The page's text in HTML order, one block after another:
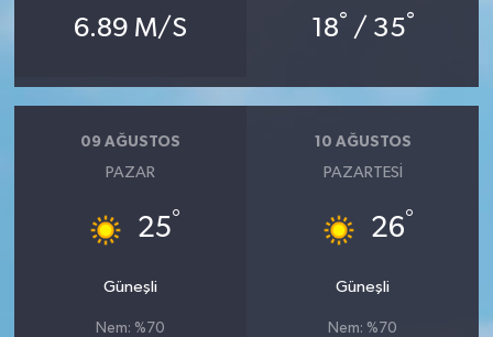
6.89 M/S 18° / 35°
09 AĞUSTOS
PAZAR
25°
Güneşli
Nem: %70
10 AĞUSTOS
PAZARTESI
26°
Güneşli
Nem: %70